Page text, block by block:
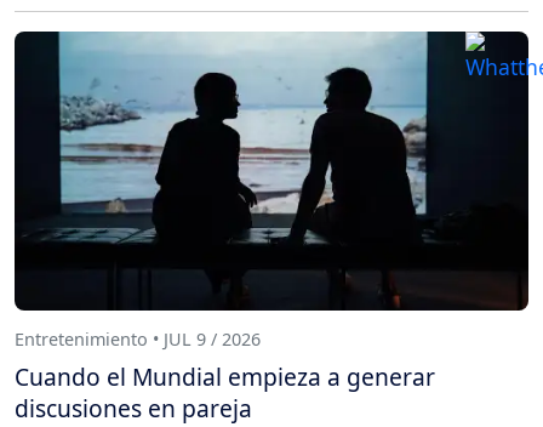
Entretenimiento • JUL 9 / 2026
Cuando el Mundial empieza a generar
discusiones en pareja